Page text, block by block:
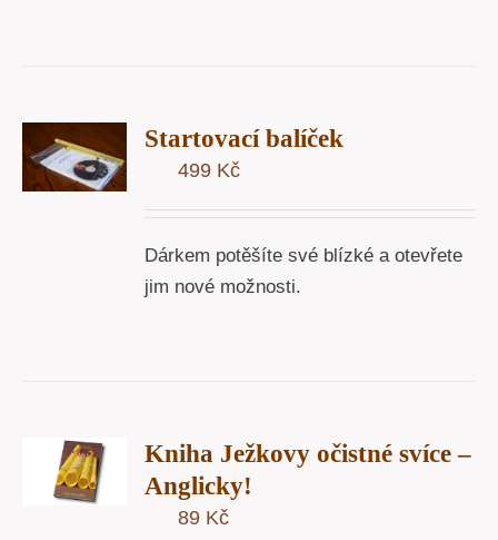
Startovací balíček
499 Kč
Dárkem potěšíte své blízké a otevřete
jim nové možnosti.
Kniha Ježkovy očistné svíce –
Anglicky!
89 Kč